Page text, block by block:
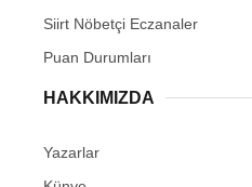
Siirt Nöbetçi Eczanaler
Puan Durumları
HAKKIMIZDA
Yazarlar